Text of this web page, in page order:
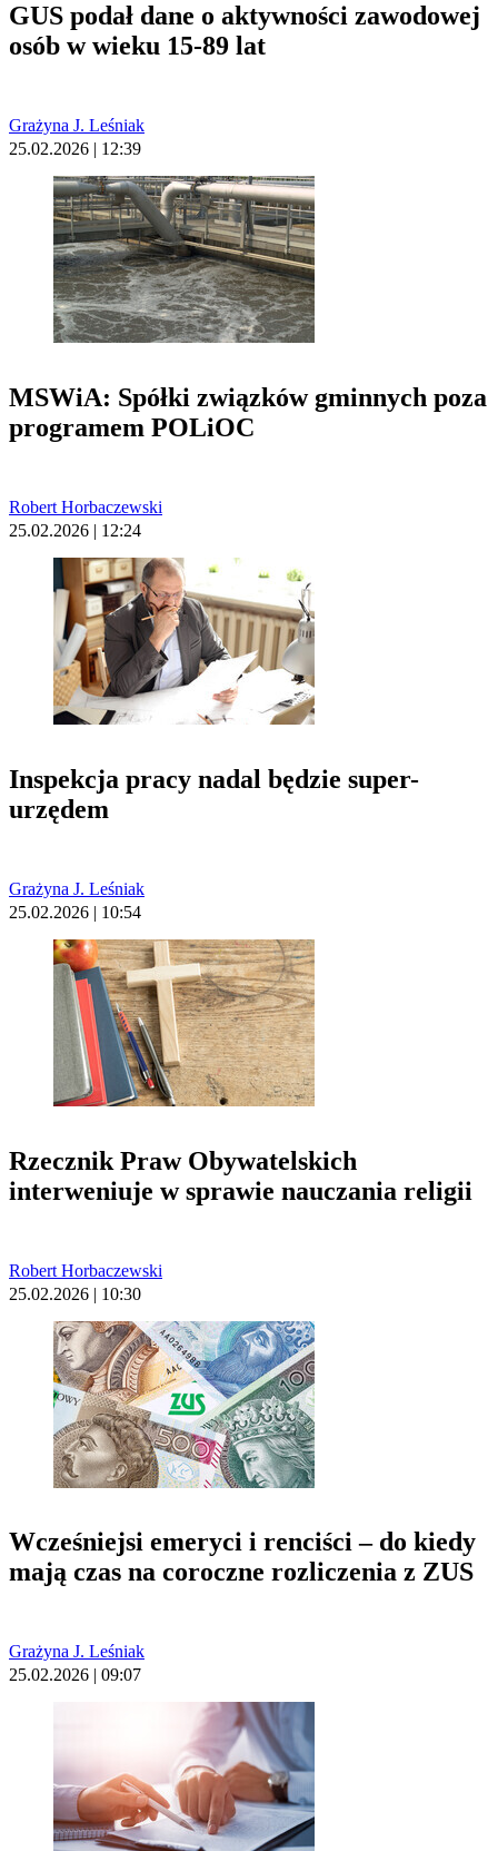
GUS podał dane o aktywności zawodowej
osób w wieku 15-89 lat
Grażyna J. Leśniak
25.02.2026 | 12:39
MSWiA: Spółki związków gminnych poza
programem POLiOC
Robert Horbaczewski
25.02.2026 | 12:24
Inspekcja pracy nadal będzie super-
urzędem
Grażyna J. Leśniak
25.02.2026 | 10:54
Rzecznik Praw Obywatelskich
interweniuje w sprawie nauczania religii
Robert Horbaczewski
25.02.2026 | 10:30
Wcześniejsi emeryci i renciści – do kiedy
mają czas na coroczne rozliczenia z ZUS
Grażyna J. Leśniak
25.02.2026 | 09:07